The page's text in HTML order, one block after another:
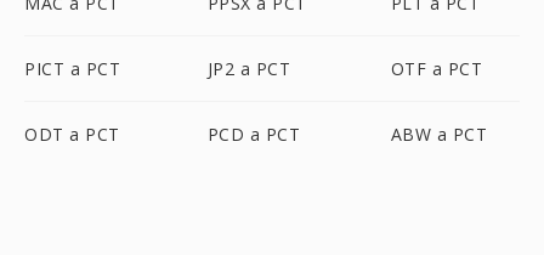
PICT a PCT JP2 a PCT OTF a PCT
ODT a PCT PCD a PCT ABW a PCT